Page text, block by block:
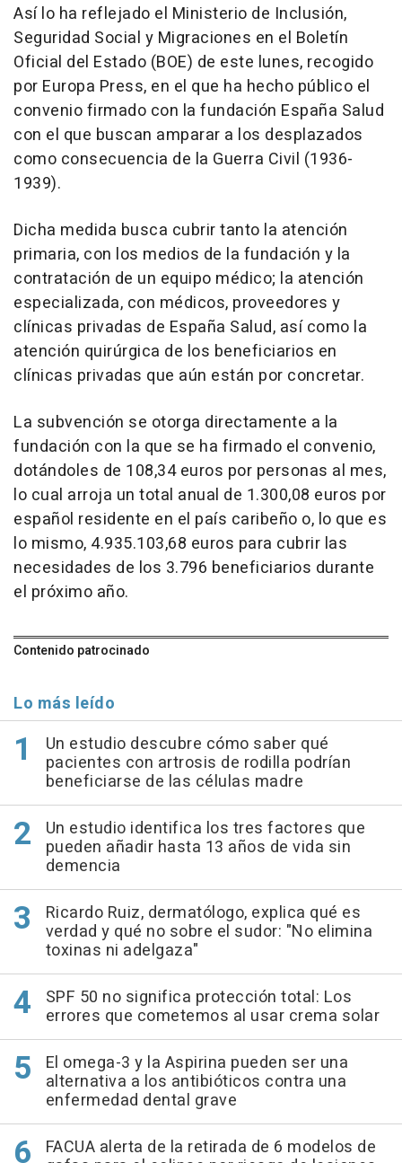
Así lo ha reflejado el Ministerio de Inclusión,
Seguridad Social y Migraciones en el Boletín
Oficial del Estado (BOE) de este lunes, recogido
por Europa Press, en el que ha hecho público el
convenio firmado con la fundación España Salud
con el que buscan amparar a los desplazados
como consecuencia de la Guerra Civil (1936-
1939).
Dicha medida busca cubrir tanto la atención
primaria, con los medios de la fundación y la
contratación de un equipo médico; la atención
especializada, con médicos, proveedores y
clínicas privadas de España Salud, así como la
atención quirúrgica de los beneficiarios en
clínicas privadas que aún están por concretar.
La subvención se otorga directamente a la
fundación con la que se ha firmado el convenio,
dotándoles de 108,34 euros por personas al mes,
lo cual arroja un total anual de 1.300,08 euros por
español residente en el país caribeño o, lo que es
lo mismo, 4.935.103,68 euros para cubrir las
necesidades de los 3.796 beneficiarios durante
el próximo año.
Contenido patrocinado
Lo más leído
Un estudio descubre cómo saber qué
pacientes con artrosis de rodilla podrían
beneficiarse de las células madre
Un estudio identifica los tres factores que
pueden añadir hasta 13 años de vida sin
demencia
Ricardo Ruiz, dermatólogo, explica qué es
verdad y qué no sobre el sudor: "No elimina
toxinas ni adelgaza"
SPF 50 no significa protección total: Los
errores que cometemos al usar crema solar
El omega-3 y la Aspirina pueden ser una
alternativa a los antibióticos contra una
enfermedad dental grave
FACUA alerta de la retirada de 6 modelos de